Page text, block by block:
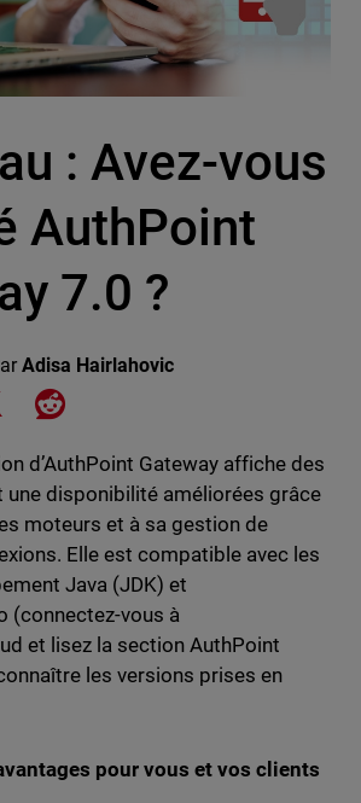
: Avez-vous
AuthPoint
7.0 ?
Adisa Hairlahovic
on Facebook
Share on XShare on Reddit
d’AuthPoint Gateway affiche des
une disponibilité améliorées grâce
moteurs et à sa gestion de
Elle est compatible avec les
Java (JDK) et
(connectez-vous à
et lisez la section AuthPoint
les versions prises en
pour vous et vos clients